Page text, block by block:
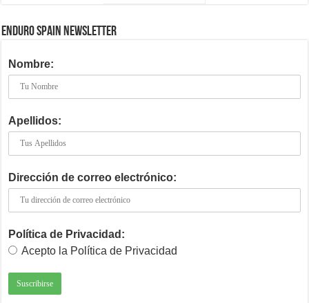
ENDURO SPAIN NEWSLETTER
Nombre:
Apellidos:
Dirección de correo electrónico:
Política de Privacidad:
Acepto la Política de Privacidad